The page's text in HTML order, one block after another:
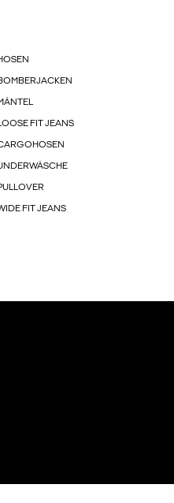
FIT JEANS
FIT JEANS